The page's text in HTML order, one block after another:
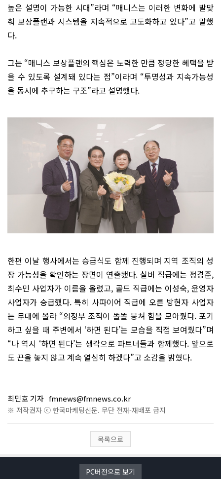
높은 설명이 가능한 시대”라며 “매니스는 이러한 변화에 발맞
춰 보상플랜과 시스템을 지속적으로 고도화하고 있다”고 말했
다.
그는 “매니스 보상플랜의 핵심은 노력한 만큼 정당한 혜택을 받
을 수 있도록 설계돼 있다는 점”이라며 “투명성과 지속가능성
을 동시에 추구하는 구조”라고 설명했다.
한편 이날 행사에서는 승급식도 함께 진행되며 지역 조직의 성
장 가능성을 확인하는 장면이 연출됐다. 실버 직급에는 정경준,
최수민 사업자가 이름을 올렸고, 골드 직급에는 이성숙, 윤영자
사업자가 승급했다. 특히 사파이어 직급에 오른 방현자 사업자
는 무대에 올라 “의정부 조직이 똘똘 뭉쳐 힘을 모아줬다. 포기
하고 싶을 때 주변에서 ‘하면 된다’는 모습을 직접 보여줬다”며
“나 역시 ‘하면 된다’는 생각으로 파트너들과 함께했다. 앞으로
도 끈을 놓지 않고 계속 열심히 하겠다”고 소감을 밝혔다.
최민호 기자 fmnews@fmnews.co.kr
※ 저작권자 ⓒ 한국마케팅신문. 무단 전재-재배포 금지
목록으로
PC버전으로 보기